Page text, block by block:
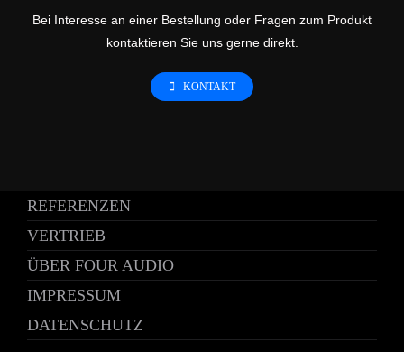
Bei Interesse an einer Bestellung oder Fragen zum Produkt
kontaktieren Sie uns gerne direkt.
KONTAKT
REFERENZEN
VERTRIEB
ÜBER FOUR AUDIO
IMPRESSUM
DATENSCHUTZ